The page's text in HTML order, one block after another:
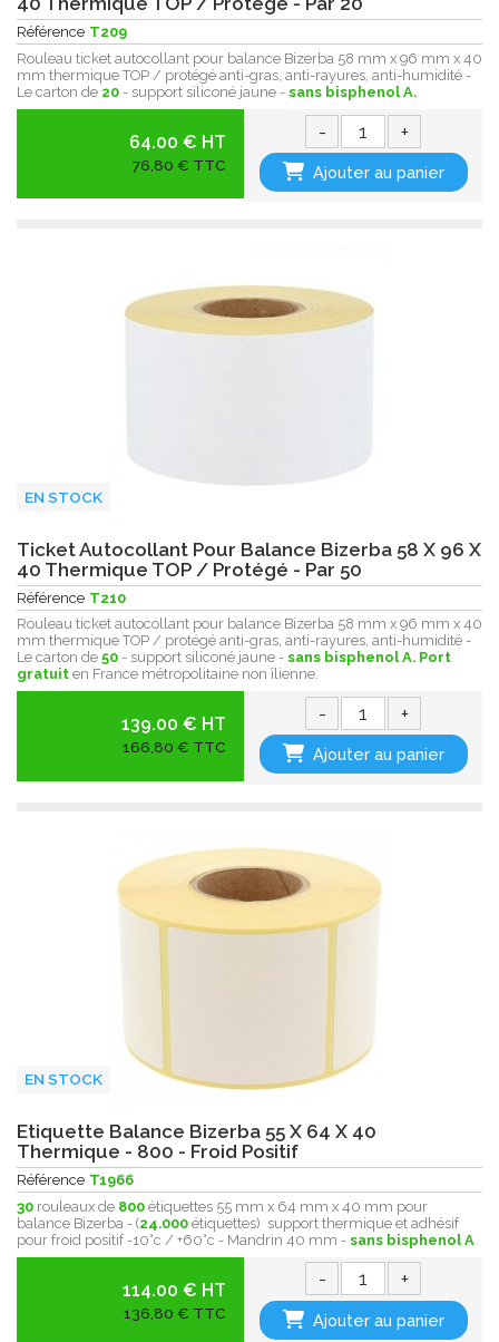
Référence T209
Rouleau ticket autocollant pour balance Bizerba 58 mm x 96 mm x 40
mm thermique TOP / protégé anti-gras, anti-rayures, anti-humidité -
Le carton de 20 - support siliconé jaune - sans bisphenol A.
64.00 € HT
76,80 € TTC
- +
Ajouter au panier
EN STOCK
Ticket Autocollant Pour Balance Bizerba 58 X 96 X
40 Thermique TOP / Protégé - Par 50
Référence T210
Rouleau ticket autocollant pour balance Bizerba 58 mm x 96 mm x 40
mm thermique TOP / protégé anti-gras, anti-rayures, anti-humidité -
Le carton de 50 - support siliconé jaune - sans bisphenol A. Port
gratuit en France métropolitaine non îlienne.
139.00 € HT
166,80 € TTC
- +
Ajouter au panier
EN STOCK
Etiquette Balance Bizerba 55 X 64 X 40
Thermique - 800 - Froid Positif
Référence T1966
30 rouleaux de 800 étiquettes 55 mm x 64 mm x 40 mm pour
balance Bizerba - (24.000 étiquettes) support thermique et adhésif
pour froid positif -10°c / +60°c - Mandrin 40 mm - sans bisphenol A
114.00 € HT
136,80 € TTC
- +
Ajouter au panier